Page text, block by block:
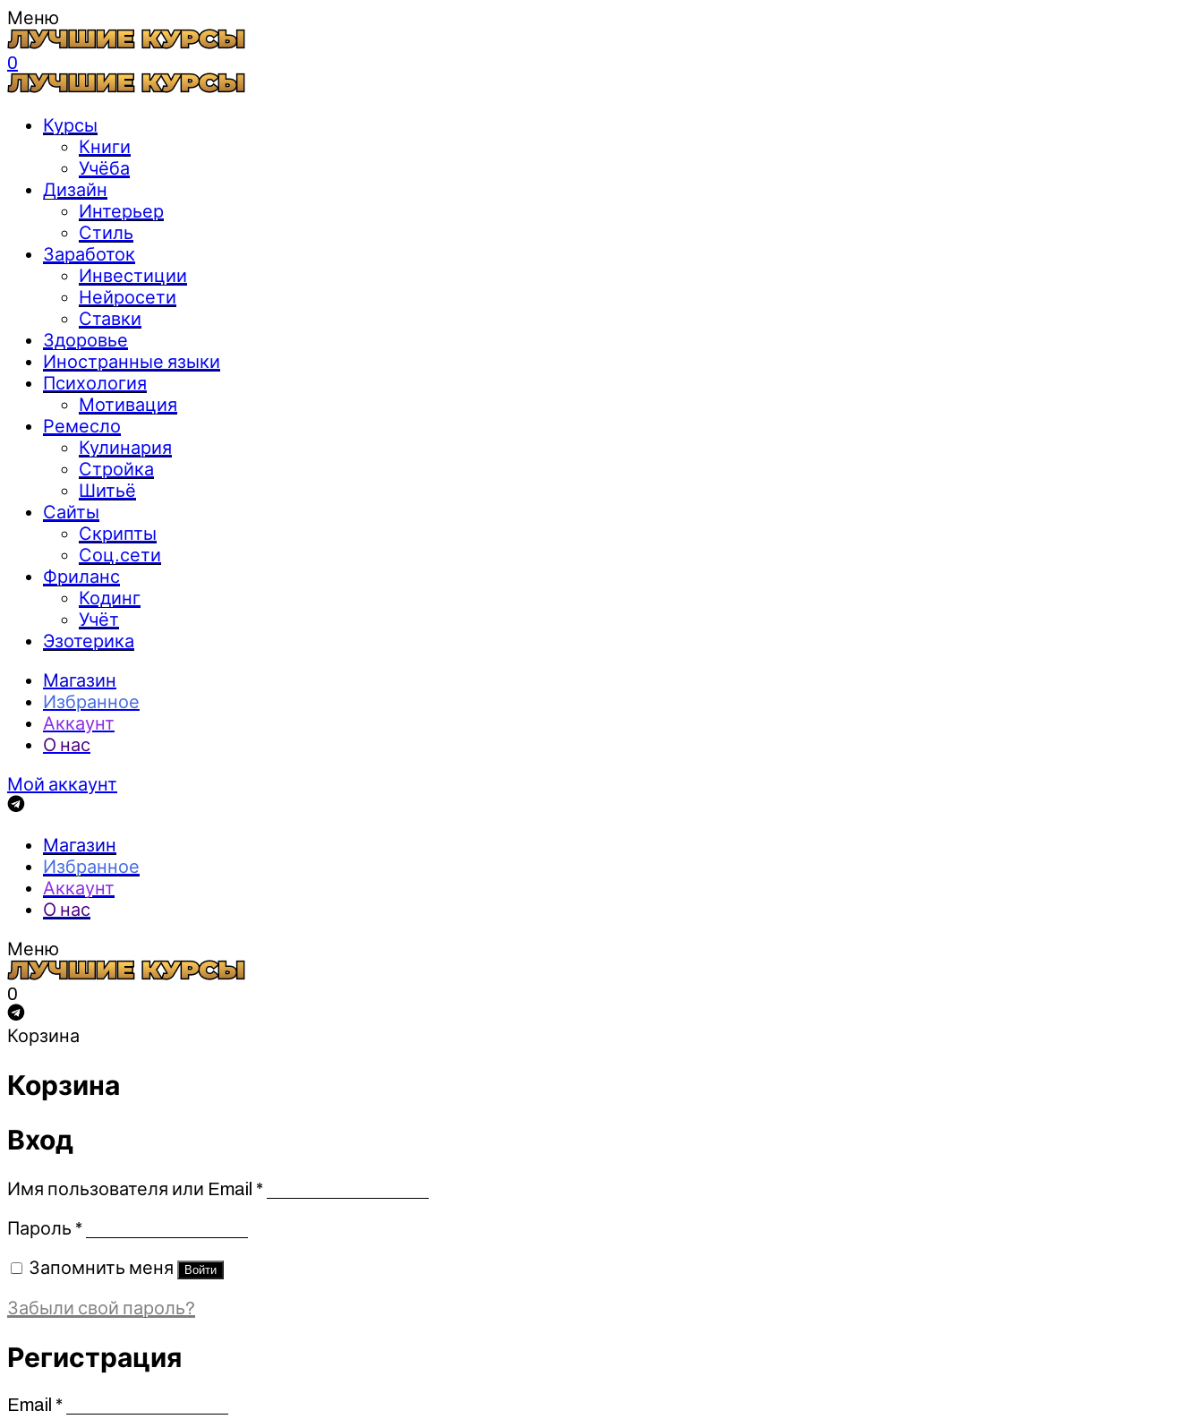
Меню
0
Курсы
Книги
Учёба
Дизайн
Интерьер
Стиль
Заработок
Инвестиции
Нейросети
Ставки
Здоровье
Иностранные языки
Психология
Мотивация
Ремесло
Кулинария
Стройка
Шитьё
Сайты
Скрипты
Соц.сети
Фриланс
Кодинг
Учёт
Эзотерика
Магазин
Избранное
Аккаунт
О нас
Мой аккаунт
Магазин
Избранное
Аккаунт
О нас
Меню
0
Корзина
Корзина
Вход
Имя пользователя или Email *Обязательно
Пароль *Обязательно
Запомнить меня Войти
Забыли свой пароль?
Регистрация
Email *Обязательно